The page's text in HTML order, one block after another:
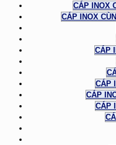
CÁP INOX
CÁP INOX
CÁP
CÁP
CÁP
CÁP